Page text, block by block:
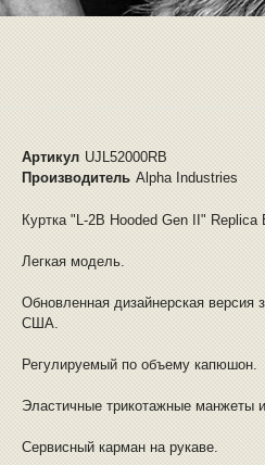
Артикул UJL52000RB
Производитель Alpha Industries
Куртка "L-2B Hooded Gen II" Replica
Легкая модель.
Обновленная дизайнерская версия
США.
Регулируемый по объему капюшон.
Эластичные трикотажные манжеты
Сервисный карман на рукаве.